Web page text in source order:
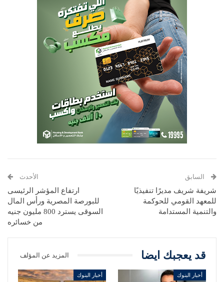
السابق
شريفة شريف مديرًا تنفيذيًا
للمعهد القومي للحوكمة
والتنمية المستدامة
الأحدث
ارتفاع المؤشر الرئيسى
للبورصة المصرية ورأس المال
السوقى يسترد 800 مليون جنيه
من خسائره
قد يعجبك ايضا المزيد عن المؤلف
أخبار البنوك أخبار البنوك